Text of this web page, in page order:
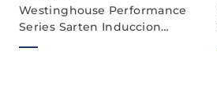
Westinghouse Performance
Series Sarten Induccion